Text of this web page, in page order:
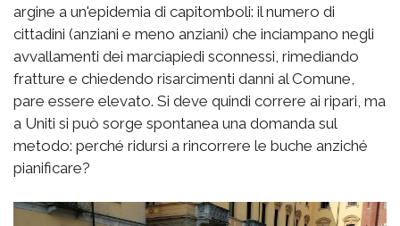
argine a un'epidemia di capitomboli: il numero di
cittadini (anziani e meno anziani) che inciampano negli
avvallamenti dei marciapiedi sconnessi, rimediando
fratture e chiedendo risarcimenti danni al Comune,
pare essere elevato. Si deve quindi correre ai ripari, ma
a Uniti si può sorge spontanea una domanda sul
metodo: perché ridursi a rincorrere le buche anziché
pianificare?